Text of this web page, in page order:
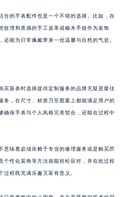
合的手表配件也是一个不错的选择。比如，在
纹理和质感的手工皮革或榆木手链作为装饰
能为日常佩戴带来一丝温馨与自然的气息。
买新表时选择提供定制服务的品牌无疑是最佳
务，在尺寸、材质乃至图案上都能满足用户的
确保手表与个人风格完美契合，还能在过程中
意味着必须依赖于专业的修理服务或是购买昂
个性化装饰等方法就能轻松应对，并在此过程
程既充满乐趣又富有意义。